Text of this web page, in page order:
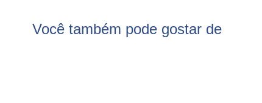
Você também pode gostar de